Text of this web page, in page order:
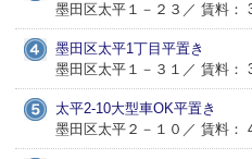
墨田区太平１－２３／ 賃料：
墨田区太平1丁目平置き
墨田区太平１－３１／ 賃料：
太平2-10大型車OK平置き
墨田区太平２－１０／ 賃料：